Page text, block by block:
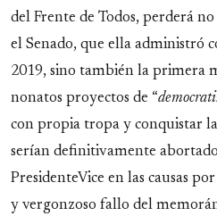
del Frente de Todos, perderá
el Senado, que ella administró
2019, sino también la primera
nonatos proyectos de “
con propia tropa y conquistar
serían definitivamente
PresidenteVice en las causas
y vergonzoso fallo del